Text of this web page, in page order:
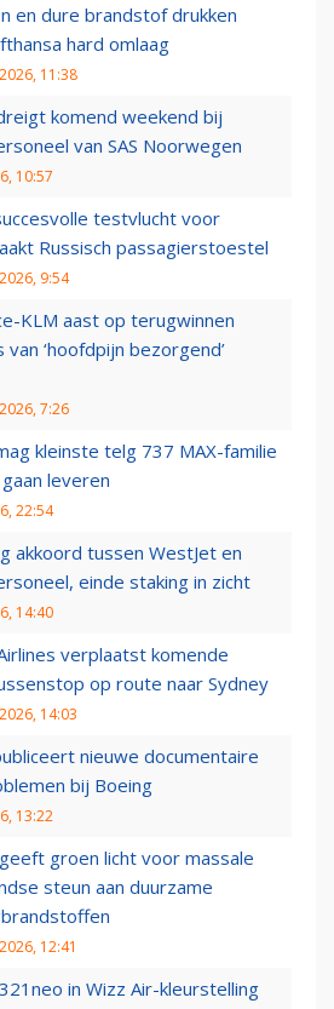
en dure brandstof drukken
hard omlaag
11:38
komend weekend bij
van SAS Noorwegen
10:57
testvlucht voor
Russisch passagierstoestel
9:54
KLM aast op terugwinnen
‘hoofdpijn bezorgend’
7:26
kleinste telg 737 MAX-familie
leveren
22:54
akkoord tussen WestJet en
einde staking in zicht
14:40
verplaatst komende
op route naar Sydney
14:03
nieuwe documentaire
bij Boeing
13:22
groen licht voor massale
steun aan duurzame
12:41
in Wizz Air-kleurstelling